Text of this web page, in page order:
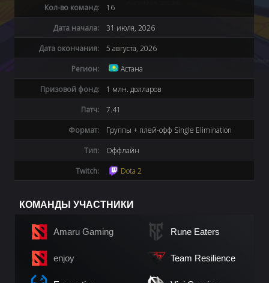
Кол-во команд:
16
Дата начала:
31 июля, 2026
Дата окончания:
5 августа, 2026
Регион:
Астана
Призовой фонд:
1 млн. долларов
Патч:
7.41
Формат:
Группы + плей-офф Single Elimination
Тип:
Оффлайн
Twitch:
Dota 2
КОМАНДЫ УЧАСТНИКИ
Amaru Gaming
enjoy
Rune Eaters
Team Resilience